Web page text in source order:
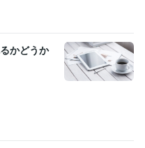
かどうか